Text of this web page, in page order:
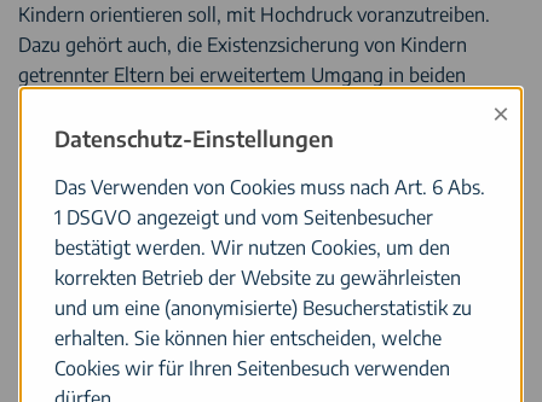
Kindern orientieren soll, mit Hochdruck voranzutreiben.
Dazu gehört auch, die Existenzsicherung von Kindern
getrennter Eltern bei erweitertem Umgang in beiden
elterlichen Haushalten abzusichern sowie Alleinerziehende
bei der Kinderbetreuung durch verbindliche Zusagen zu
und Kommunen, bezogen auf Kitas, Schulen und
Ganztagsbetreuung.
Viele Alleinerziehende sind durch den seit der Corona-
Pandemie andauernden gesellschaftlichen Krisenmodus an
ihre Belastungsgrenze angekommen. Ausfälle in der
Kinderbetreuung und Schulschließungen haben besonders
jene alleinerziehenden Mütter getroffen, die vielfach über
Datenschutz-Einstellungen
×
Das Verwenden von Cookies muss nach Art. 6 Abs.
1 DSGVO angezeigt und vom Seitenbesucher
bestätigt werden. Wir nutzen Cookies, um den
korrekten Betrieb der Website zu gewährleisten
und um eine (anonymisierte) Besucherstatistik zu
erhalten. Sie können hier entscheiden, welche
Cookies wir für Ihren Seitenbesuch verwenden